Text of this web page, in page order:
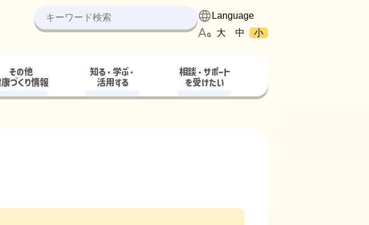
大 中 小
その他
づくり情報
知る・学ぶ・
活用する
相談・サポート
を受けたい